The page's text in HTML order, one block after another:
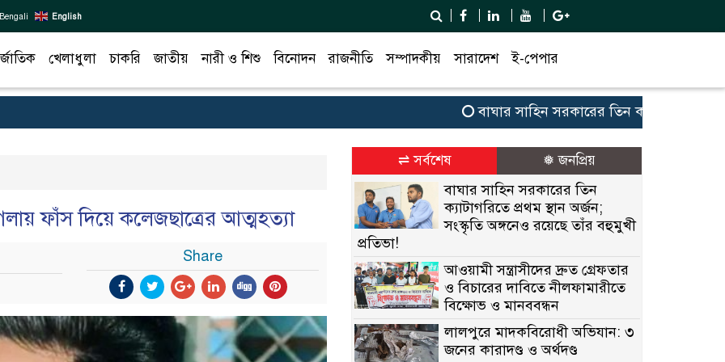
Bengali English
খেলাধুলা চাকরি জাতীয় নারী ও শিশু বিনোদন রাজনীতি সম্পাদকীয় সারাদেশ ই-পেপার
বাঘার সাহিন সরকারের তিন ক্যাটাগরিতে প্রথম
ফাঁস দিয়ে কলেজছাত্রের আত্মহত্যা
Share
⇌ সর্বশেষ ❅ জনপ্রিয়
বাঘার সাহিন সরকারের তিন
ক্যাটাগরিতে প্রথম স্থান অর্জন;
সংস্কৃতি অঙ্গনেও রয়েছে তাঁর বহুমুখী
প্রতিভা!
আওয়ামী সন্ত্রাসীদের দ্রুত গ্রেফতার
ও বিচারের দাবিতে নীলফামারীতে
বিক্ষোভ ও মানববন্ধন
লালপুরে মাদকবিরোধী অভিযান: ৩
জনের কারাদণ্ড ও অর্থদণ্ড